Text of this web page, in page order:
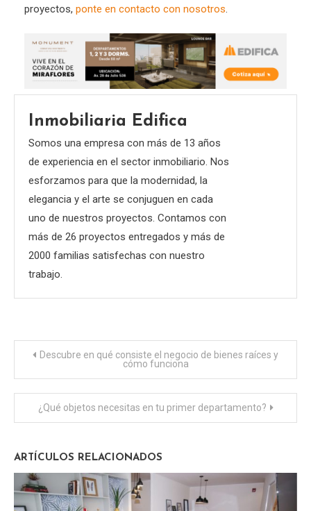
proyectos, ponte en contacto con nosotros.
Inmobiliaria Edifica
Somos una empresa con más de 13 años
de experiencia en el sector inmobiliario. Nos
esforzamos para que la modernidad, la
elegancia y el arte se conjuguen en cada
uno de nuestros proyectos. Contamos con
más de 26 proyectos entregados y más de
2000 familias satisfechas con nuestro
trabajo.
Navegación
de
entradas
Descubre en qué consiste el negocio de bienes raíces y
cómo funciona
¿Qué objetos necesitas en tu primer departamento?
ARTÍCULOS RELACIONADOS